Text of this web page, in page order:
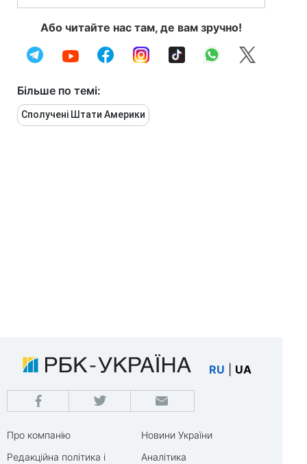
Або читайте нас там, де вам зручно!
Більше по темі:
Сполучені Штати Америки
RU UA
Про компанію
Редакційна політика і
Новини України
Аналітика